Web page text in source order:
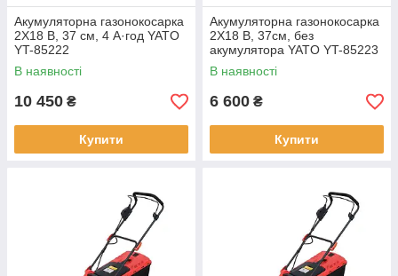
Акумуляторна газонокосарка
2X18 B, 37 см, 4 А·год YATO
YT-85222
В наявності
10 450 ₴
Купити
Акумуляторна газонокосарка
2X18 B, 37см, без
акумулятора YATO YT-85223
В наявності
6 600 ₴
Купити